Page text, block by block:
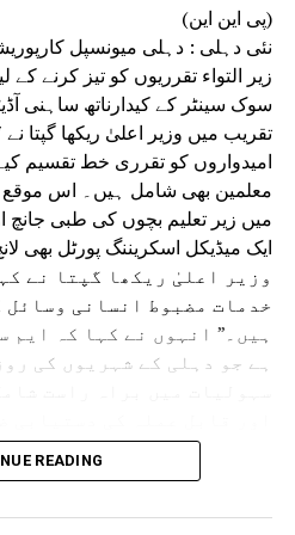
OF THE DEPARTMENT OF ARABIC
PROFESSOR AHMED MAHFOUZ
MUHAMMAD NOMAN KHAN
UP
کلینک بند کرنے کی سازش
DON'T MISS
اردو اکادمی دہلی کے زیرِ
روز کےایل سیگل کو پیش
(پی این این)
نئی دہلی : دہلی میونسپل
زیر التواء تقرریوں کو تیز کرنے کے
سوک سینٹر کے کیدارناتھ ساہنی
معلمین بھی شامل ہیں۔ اس موقع
میں زیر تعلیم بچوں کی طبی
ایک میڈیکل اسکریننگ پورٹل بھی
وزیر اعلیٰ ریکھا گپتا نے
خدمات مضبوط انسانی وسائل
ہیں۔” انہوں نے کہا کہ ایم
ہے جو دہلی کے شہریوں کی
کارپوریشن کو جدید
انفراسٹرکچر، مناسب
READING